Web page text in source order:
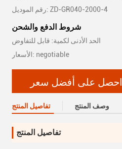
رقم الموديل: ZD-GR040-2000-4
شروط الدفع والشحن
الحد الأدنى لكمية: قابل للتفاوض
الأسعار: negotiable
احصل على أفضل سعر
تفاصيل المنتج وصف المنتج
تفاصيل المنتج